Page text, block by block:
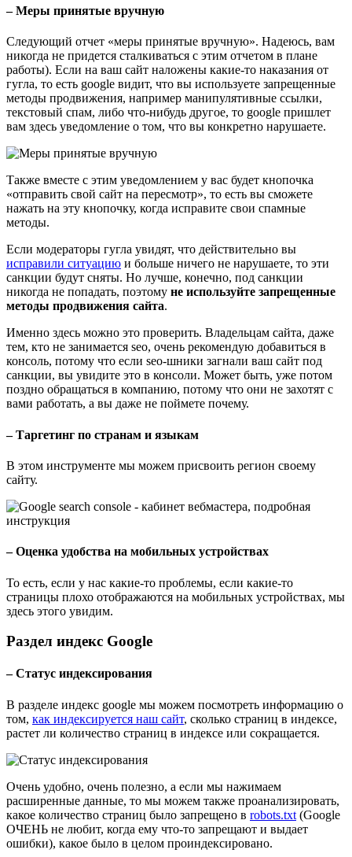
– Меры принятые вручную
Следующий отчет «меры принятые вручную». Надеюсь, вам
никогда не придется сталкиваться с этим отчетом в плане
работы). Если на ваш сайт наложены какие-то наказания от
гугла, то есть google видит, что вы используете запрещенные
методы продвижения, например манипулятивные ссылки,
текстовый спам, либо что-нибудь другое, то google пришлет
вам здесь уведомление о том, что вы конкретно нарушаете.
Также вместе с этим уведомлением у вас будет кнопочка
«отправить свой сайт на пересмотр», то есть вы сможете
нажать на эту кнопочку, когда исправите свои спамные
методы.
Если модераторы гугла увидят, что действительно вы
исправили ситуацию и больше ничего не нарушаете, то эти
санкции будут сняты. Но лучше, конечно, под санкции
никогда не попадать, поэтому не используйте запрещенные
методы продвижения сайта.
Именно здесь можно это проверить. Владельцам сайта, даже
тем, кто не занимается seo, очень рекомендую добавиться в
консоль, потому что если seo-шники загнали ваш сайт под
санкции, вы увидите это в консоли. Может быть, уже потом
поздно обращаться в компанию, потому что они не захотят с
вами работать, а вы даже не поймете почему.
– Таргетинг по странам и языкам
В этом инструменте мы можем присвоить регион своему
сайту.
– Оценка удобства на мобильных устройствах
То есть, если у нас какие-то проблемы, если какие-то
страницы плохо отображаются на мобильных устройствах, мы
здесь этого увидим.
Раздел индекс Google
– Статус индексирования
В разделе индекс google мы можем посмотреть информацию о
том, как индексируется наш сайт, сколько страниц в индексе,
растет ли количество страниц в индексе или сокращается.
Очень удобно, очень полезно, а если мы нажимаем
расширенные данные, то мы можем также проанализировать,
какое количество страниц было запрещено в robots.txt (Google
ОЧЕНЬ не любит, когда ему что-то запрещают и выдает
ошибки), какое было в целом проиндексировано.